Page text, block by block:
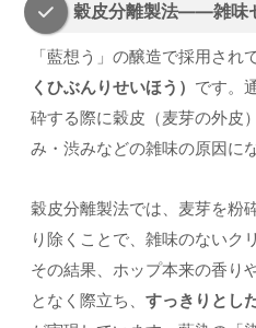
穀皮分離製法——雑味
「藍想う」の醸造で採用され
くひぶんりせいほう） です。
砕する際に穀皮（麦芽の外皮
み・渋みなどの雑味の原因に
穀皮分離製法では、麦芽を粉
り除くことで、雑味のないク
その結果、ホップ本来の香り
となく際立ち、 すっきりとし